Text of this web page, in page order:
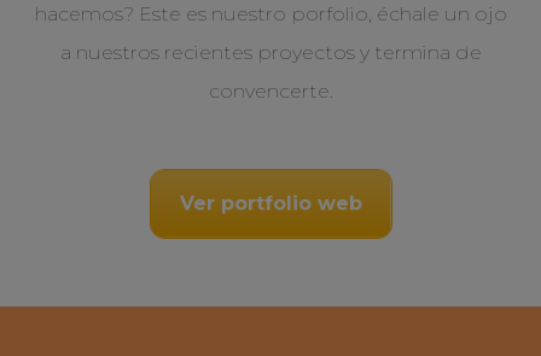
hacemos? Este es nuestro porfolio, échale un ojo
a nuestros recientes proyectos y termina de
convencerte.
Ver portfolio web